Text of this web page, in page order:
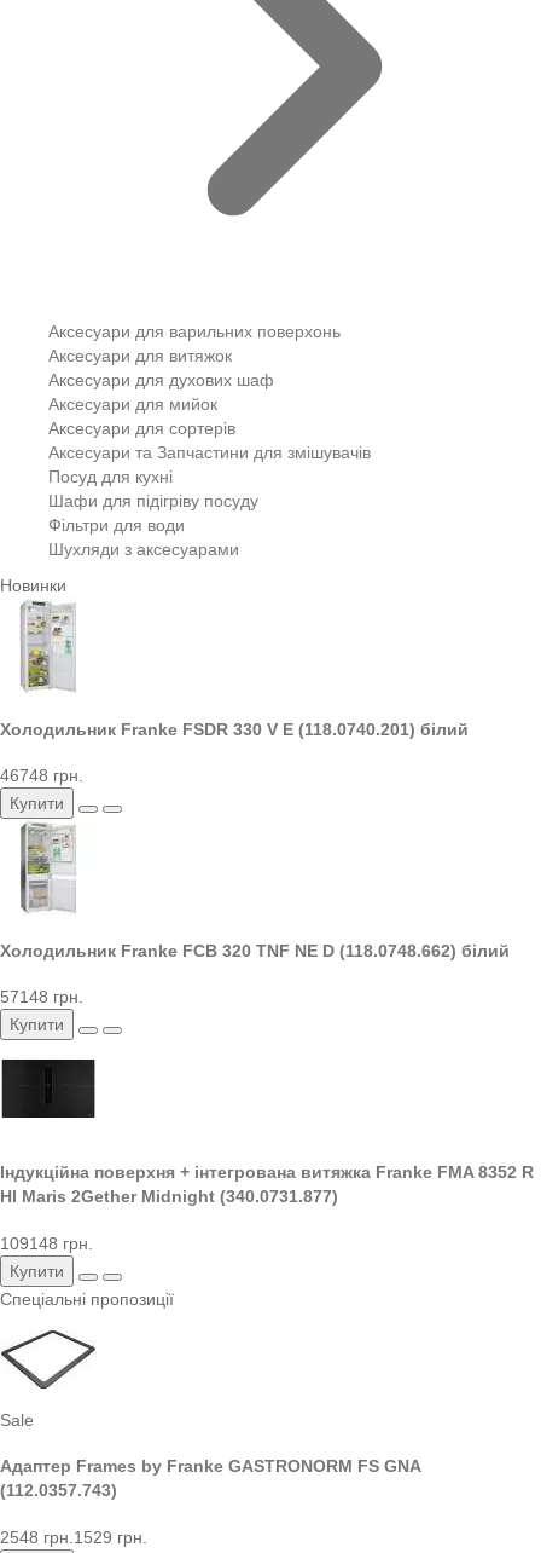
Аксесуари для варильних поверхонь
Аксесуари для витяжок
Аксесуари для духових шаф
Аксесуари для мийок
Аксесуари для сортерів
Аксесуари та Запчастини для змішувачів
Посуд для кухні
Шафи для підігріву посуду
Фільтри для води
Шухляди з аксесуарами
Новинки
Холодильник Franke FSDR 330 V E (118.0740.201) білий
46748 грн.
Купити
Холодильник Franke FCB 320 TNF NE D (118.0748.662) білий
57148 грн.
Купити
Індукційна поверхня + інтегрована витяжка Franke FMA 8352 R
HI Maris 2Gether Midnight (340.0731.877)
109148 грн.
Купити
Спеціальні пропозиції
Sale
Адаптер Frames by Franke GASTRONORM FS GNA
(112.0357.743)
2548 грн. 1529 грн.